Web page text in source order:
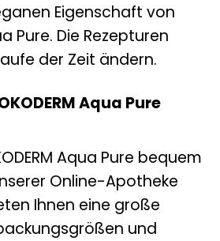
Eigenschaft von
Pure. Die Rezepturen
der Zeit ändern.
Aqua Pure
Aqua Pure bequem
Online-Apotheke
Ihnen eine große
und